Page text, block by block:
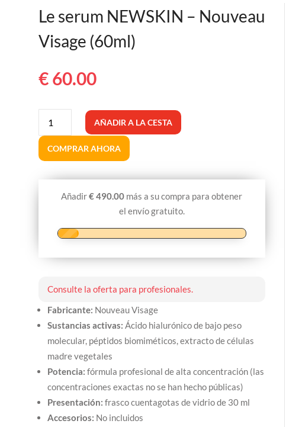
Le serum NEWSKIN – Nouveau
Visage (60ml)
€60.00
NEWSKIN
-
Nouveau
AÑADIR A LA CESTA
COMPRAR AHORA
Añadir€490.00 más a su compra para obtener
el envío gratuito.
Consulte la oferta para profesionales.
Fabricante: Nouveau Visage
Sustancias activas: Ácido hialurónico de bajo peso
molecular, péptidos biomiméticos, extracto de células
madre vegetales
Potencia: fórmula profesional de alta concentración (las
concentraciones exactas no se han hecho públicas)
Presentación: frasco cuentagotas de vidrio de 30 ml
Accesorios: No incluidos